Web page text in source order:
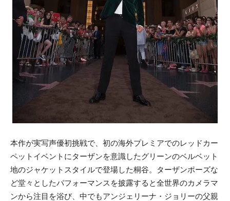
本作が実写声優初挑戦で、初の海外プレミアでのレッドカー
ペットイベントにターザンを意識したグリーンのベルベット
地のジャケットスタイルで登場した桐谷。ターザンポーズな
ど堂々としたパフォーマンスを披露すると全世界のカメラマ
ンから注目を浴び、中でもアンジェリーナ・ジョリーの父親